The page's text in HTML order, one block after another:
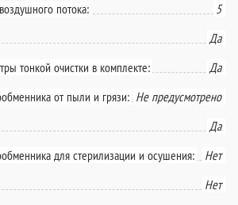
потока:
5
Да
тонкой очистки в комплекте:
Да
от пыли и грязи: Не предусмотрено
Да
для стерилизации и осушения:
Нет
Нет